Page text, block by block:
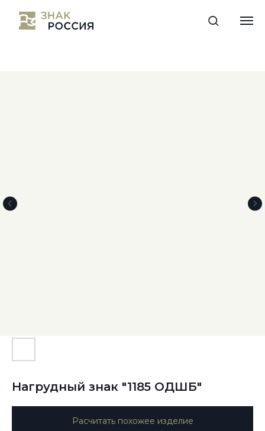
Нагрудный знак "1185 ОДШБ"
Расчитать похожее изделие